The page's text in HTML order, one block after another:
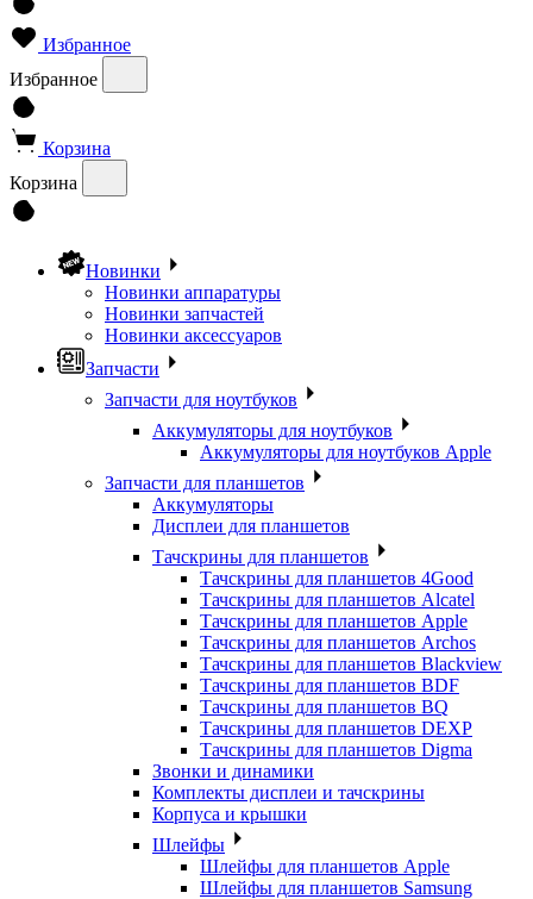
Избранное
Избранное
Корзина
Корзина
Новинки
Новинки аппаратуры
Новинки запчастей
Новинки аксессуаров
Запчасти
Запчасти для ноутбуков
Аккумуляторы для ноутбуков
Аккумуляторы для ноутбуков Apple
Запчасти для планшетов
Аккумуляторы
Дисплеи для планшетов
Тачскрины для планшетов
Тачскрины для планшетов 4Good
Тачскрины для планшетов Alcatel
Тачскрины для планшетов Apple
Тачскрины для планшетов Archos
Тачскрины для планшетов Blackview
Тачскрины для планшетов BDF
Тачскрины для планшетов BQ
Тачскрины для планшетов DEXP
Тачскрины для планшетов Digma
Звонки и динамики
Комплекты дисплеи и тачскрины
Корпуса и крышки
Шлейфы
Шлейфы для планшетов Apple
Шлейфы для планшетов Samsung